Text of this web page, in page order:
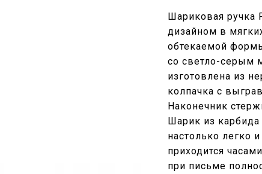
Шариковая ручка
дизайном в
обтекаемой
со светло-серым
изготовлена из
колпачка с
Наконечник
Шарик из карбида
настолько легко
приходится
при письме